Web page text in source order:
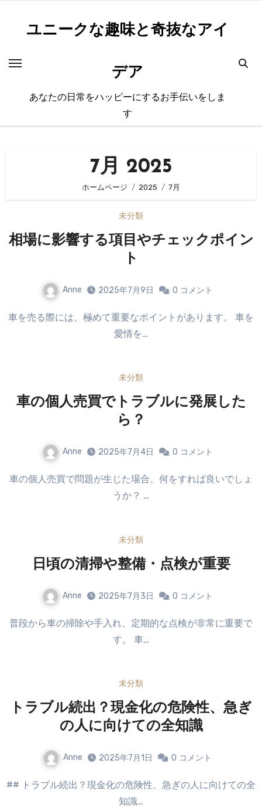
ユニークな趣味と奇抜なアイ
デア
あなたの日常をハッピーにするお手伝いをしま
す
7月 2025
ホームページ 2025 7月
未分類
相場に影響する項目やチェックポイン
ト
Anne 2025年7月9日 0 コメント
車を売る際には、極めて重要なポイントがあります。 車を
愛情を…
未分類
車の個人売買でトラブルに発展した
ら？
Anne 2025年7月4日 0 コメント
車の個人売買で問題が生じた場合、何をすれば良いでしょ
うか？ …
未分類
日頃の清掃や整備・点検が重要
Anne 2025年7月3日 0 コメント
普段から車の掃除や手入れ、定期的な点検が非常に重要で
す。 車…
未分類
トラブル続出？現金化の危険性、急ぎ
の人に向けての全知識
Anne 2025年7月1日 0 コメント
## トラブル続出？現金化の危険性、急ぎの人に向けての全
知識…